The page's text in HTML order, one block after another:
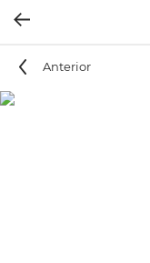
Anterior